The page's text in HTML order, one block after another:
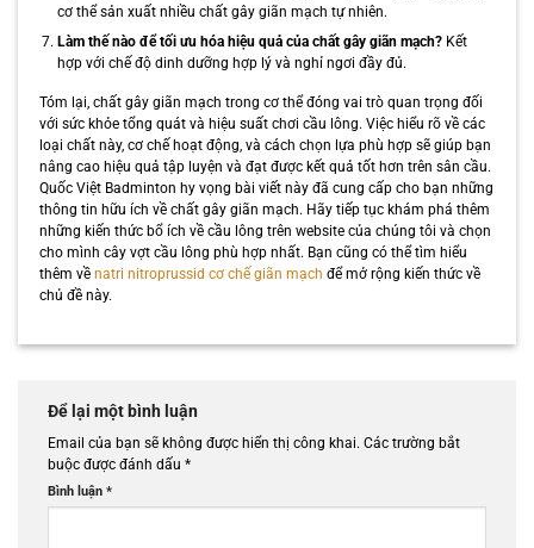
cơ thể sản xuất nhiều chất gây giãn mạch tự nhiên.
Làm thế nào để tối ưu hóa hiệu quả của chất gây giãn mạch?Kết
hợp với chế độ dinh dưỡng hợp lý và nghỉ ngơi đầy đủ.
Tóm lại, chất gây giãn mạch trong cơ thể đóng vai trò quan trọng đối
với sức khỏe tổng quát và hiệu suất chơi cầu lông. Việc hiểu rõ về các
loại chất này, cơ chế hoạt động, và cách chọn lựa phù hợp sẽ giúp bạn
nâng cao hiệu quả tập luyện và đạt được kết quả tốt hơn trên sân cầu.
Quốc Việt Badminton hy vọng bài viết này đã cung cấp cho bạn những
thông tin hữu ích về chất gây giãn mạch. Hãy tiếp tục khám phá thêm
những kiến thức bổ ích về cầu lông trên website của chúng tôi và chọn
cho mình cây vợt cầu lông phù hợp nhất. Bạn cũng có thể tìm hiểu
thêm về natri nitroprussid cơ chế giãn mạch để mở rộng kiến thức về
chủ đề này.
Để lại một bình luận
Email của bạn sẽ không được hiển thị công khai. Các trường bắt
buộc được đánh dấu *
Bình luận *